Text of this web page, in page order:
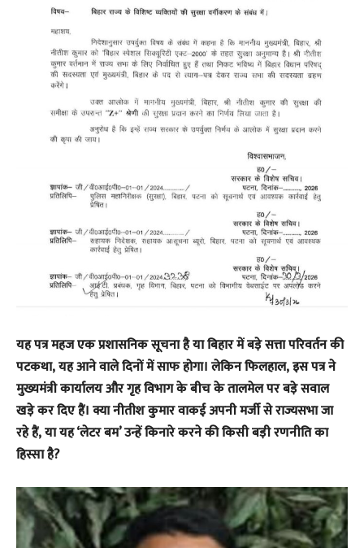
​यह पत्र महज एक प्रशासनिक सूचना है या बिहार में बड़े सत्ता परिवर्तन की
पटकथा, यह आने वाले दिनों में साफ होगा। लेकिन फिलहाल, इस पत्र ने
मुख्यमंत्री कार्यालय और गृह विभाग के बीच के तालमेल पर बड़े सवाल
खड़े कर दिए हैं। क्या नीतीश कुमार वाकई अपनी मर्जी से राज्यसभा जा
रहे हैं, या यह ‘लेटर बम’ उन्हें किनारे करने की किसी बड़ी रणनीति का
हिस्सा है?